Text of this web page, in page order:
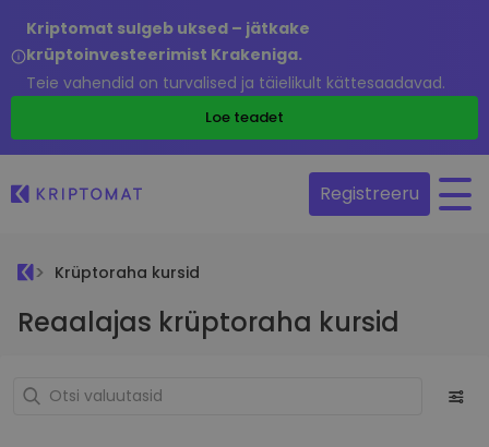
Kriptomat sulgeb uksed – jätkake
krüptoinvesteerimist Krakeniga.
Teie vahendid on turvalised ja täielikult kättesaadavad.
Loe teadet
Registreeru
Krüptoraha kursid
Reaalajas krüptoraha kursid